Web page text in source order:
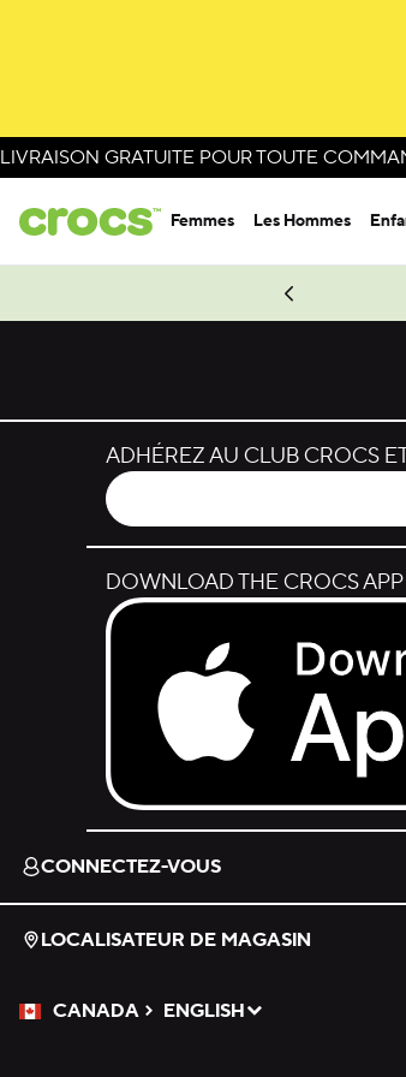
LIVRAISON GRATUITE POUR TOUTE
Femmes Les Hommes
Magasinez Spider-Man
ADHÉREZ AU CLUB CROCS
DOWNLOAD THE CROCS APP
Download on the App Store.
CONNECTEZ-VOUS
LOCALISATEUR DE MAGASIN
CANADA
Veuillez sélectionner une langue
ENGLISH
Sélectionné